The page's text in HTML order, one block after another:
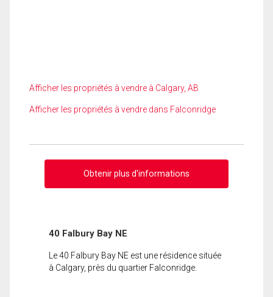
Afficher les propriétés à vendre à Calgary, AB
Afficher les propriétés à vendre dans Falconridge
Obtenir plus d'informations
40 Falbury Bay NE
Le 40 Falbury Bay NE est une résidence située
à Calgary, près du quartier Falconridge.